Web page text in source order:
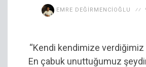
EMRE DEĞIRMENCIOĞLU
“Kendi kendimize
En çabuk unuttuğumuz